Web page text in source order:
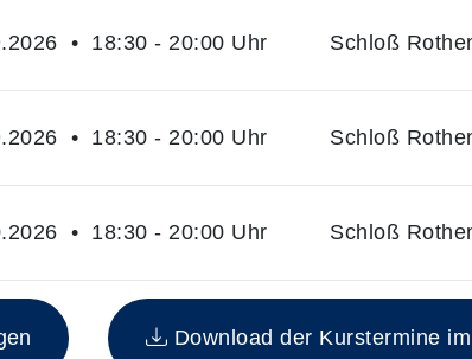
zum diesen Kurs
• 18:30 - 20:00 Uhr Schloß
• 18:30 - 20:00 Uhr Schloß
• 18:30 - 20:00 Uhr Schloß
Download der Kurstermine